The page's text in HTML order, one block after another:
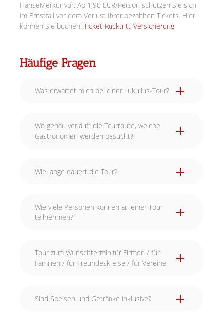
HanseMerkur vor. Ab 1,90 EUR/Person schützen Sie sich
im Ernstfall vor dem Verlust Ihrer bezahlten Tickets. Hier
können Sie buchen: Ticket-Rücktritt-Versicherung
Häufige Fragen
Was erwartet mich bei einer Lukullus-Tour?
Wo genau verläuft die Tourroute, welche
Gastronomen werden besucht?
Wie lange dauert die Tour?
Wie viele Personen können an einer Tour
teilnehmen?
Tour zum Wunschtermin für Firmen / für
Familien / für Freundeskreise / für Vereine
Sind Speisen und Getränke inklusive?